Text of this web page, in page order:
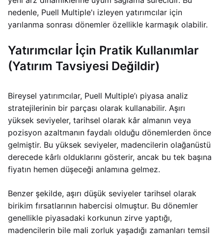
nedenle, Puell Multiple'ı izleyen yatırımcılar için
yarılanma sonrası dönemler özellikle karmaşık olabilir.
Yatırımcılar İçin Pratik Kullanımlar
(Yatırım Tavsiyesi Değildir)
Bireysel yatırımcılar, Puell Multiple’ı piyasa analiz
stratejilerinin bir parçası olarak kullanabilir. Aşırı
yüksek seviyeler, tarihsel olarak kâr almanın veya
pozisyon azaltmanın faydalı olduğu dönemlerden önce
gelmiştir. Bu yüksek seviyeler, madencilerin olağanüstü
derecede kârlı olduklarını gösterir, ancak bu tek başına
fiyatın hemen düşeceği anlamına gelmez.
Benzer şekilde, aşırı düşük seviyeler tarihsel olarak
birikim fırsatlarının habercisi olmuştur. Bu dönemler
genellikle piyasadaki korkunun zirve yaptığı,
madencilerin bile mali zorluk yaşadığı zamanları temsil